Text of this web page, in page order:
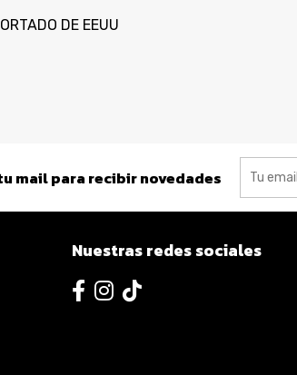
DE EEUU
mail para recibir novedades
Nuestras redes sociales